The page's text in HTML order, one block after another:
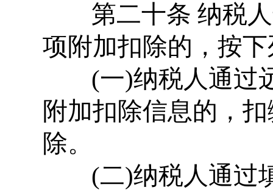
第二十条 纳税
项附加扣除的，按
(一)纳税人通过
附加扣除信息的，
除。
(二)纳税人通过